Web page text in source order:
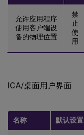
允许应用程序
使用客户端设
备的物理位置
禁
止
使
用
ICA/桌面用户界面
名称 默认设置